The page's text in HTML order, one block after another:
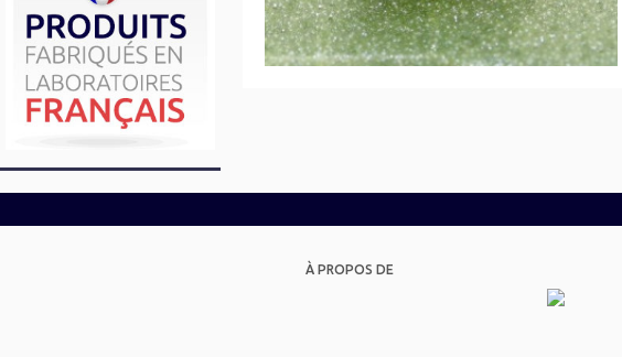
À PROPOS DE